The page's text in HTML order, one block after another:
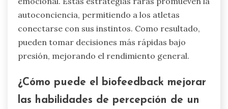
¿Cuáles son algunos métodos
raros pero efectivos para
ansiedad?